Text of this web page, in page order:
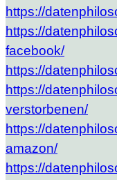
https://
https://
facebook/
https://
https://
verstorbenen/
https://
amazon/
https://